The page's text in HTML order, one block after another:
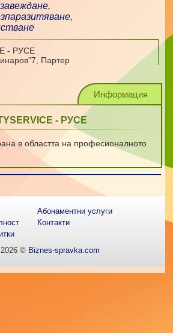
,
,
- РУСЕ
Партер
Информация
- РУСЕ
в областта на професионалното
Абонаментни услуги
Контакти
© Biznes-spravka.com